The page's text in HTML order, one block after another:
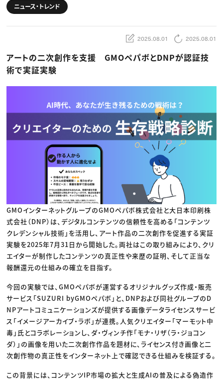
スキルアップしたい！ トップ
デザイン
動画配信・映像制作
ディレクション
業界解説・キャリア事情
お役立ち基礎知識
TOP Creator’s コラム
ゲームクリエイター
映像クリエイター
マーケッター
C＆R Magazine
ニュース・トレンド
ゲーム・エンタメ
広告
出版
CREATIVE VILLAGEからのお知らせ
プロフェッショナル×つながる×メディア
ニュース・トレンド
2025.08.01 2025.08.01
アートの二次創作を支援 GMOペパボとDNPが認証技
術で実証実験
GMOインターネットグループのGMOペパボ株式会社と大日本印刷株
式会社（DNP）は、デジタルコンテンツの信頼性を高める「コンテンツ
クレデンシャル技術」を活用し、アート作品の二次創作を促進する実証
実験を2025年7月31日から開始した。両社はこの取り組みにより、クリ
エイターが制作したコンテンツの真正性や来歴の証明、そして正当な
報酬還元の仕組みの確立を目指す。
今回の実験では、GMOペパボが運営するオリジナルグッズ作成・販売
サービス「SUZURI byGMOペパボ」と、DNPおよび同社グループのD
NPアートコミュニケーションズが提供する画像データライセンスサービ
ス「イメージアーカイブ・ラボ」が連携。人気クリエイター「マーモット中
毒」氏とコラボレーションし、ダ・ヴィンチ作「モナ・リザ（ラ・ジョコン
ダ）」の画像を用いた二次創作作品を題材に、ライセンス付き画像と二
次創作物の真正性をインターネット上で確認できる仕組みを検証する。
この背景には、コンテンツIP市場の拡大と生成AIの普及による偽造作